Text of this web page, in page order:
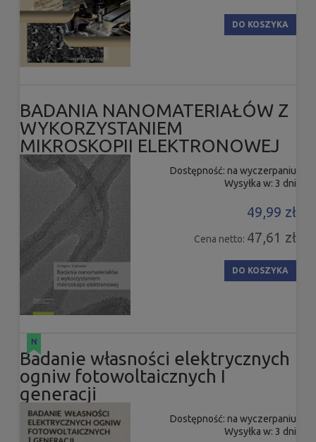
DO KOSZYKA
BADANIA NANOMATERIAŁÓW Z
WYKORZYSTANIEM
MIKROSKOPII ELEKTRONOWEJ
Dostępność: na wyczerpaniu
Wysyłka w: 3 dni
49,99 zł
Cena netto: 47,61 zł
DO KOSZYKA
Badanie własności elektrycznych
ogniw fotowoltaicznych I
generacji
Dostępność: na wyczerpaniu
Wysyłka w: 3 dni